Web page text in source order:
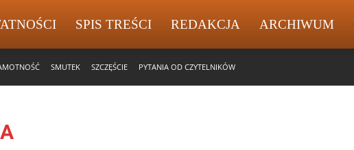
SPIS TREŚCI REDAKCJA ARCHIWUM
SMUTEK SZCZĘŚCIE PYTANIA OD CZYTELNIKÓW